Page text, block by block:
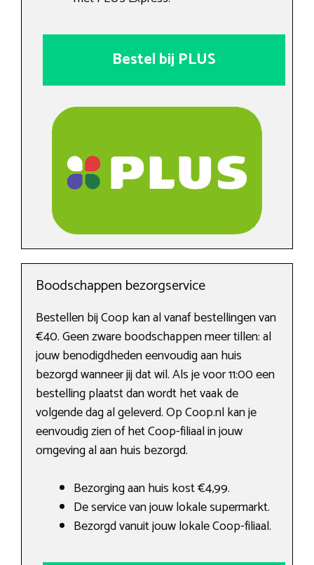
Bestel bij PLUS
Boodschappen bezorgservice
Bestellen bij Coop kan al vanaf bestellingen van
€40. Geen zware boodschappen meer tillen: al
jouw benodigdheden eenvoudig aan huis
bezorgd wanneer jij dat wil. Als je voor 11:00 een
bestelling plaatst dan wordt het vaak de
volgende dag al geleverd. Op Coop.nl kan je
eenvoudig zien of het Coop-filiaal in jouw
omgeving al aan huis bezorgd.
Bezorging aan huis kost €4,99.
De service van jouw lokale supermarkt.
Bezorgd vanuit jouw lokale Coop-filiaal.